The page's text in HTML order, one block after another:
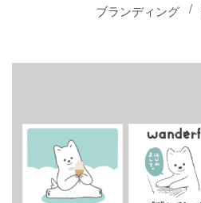
ブランディング